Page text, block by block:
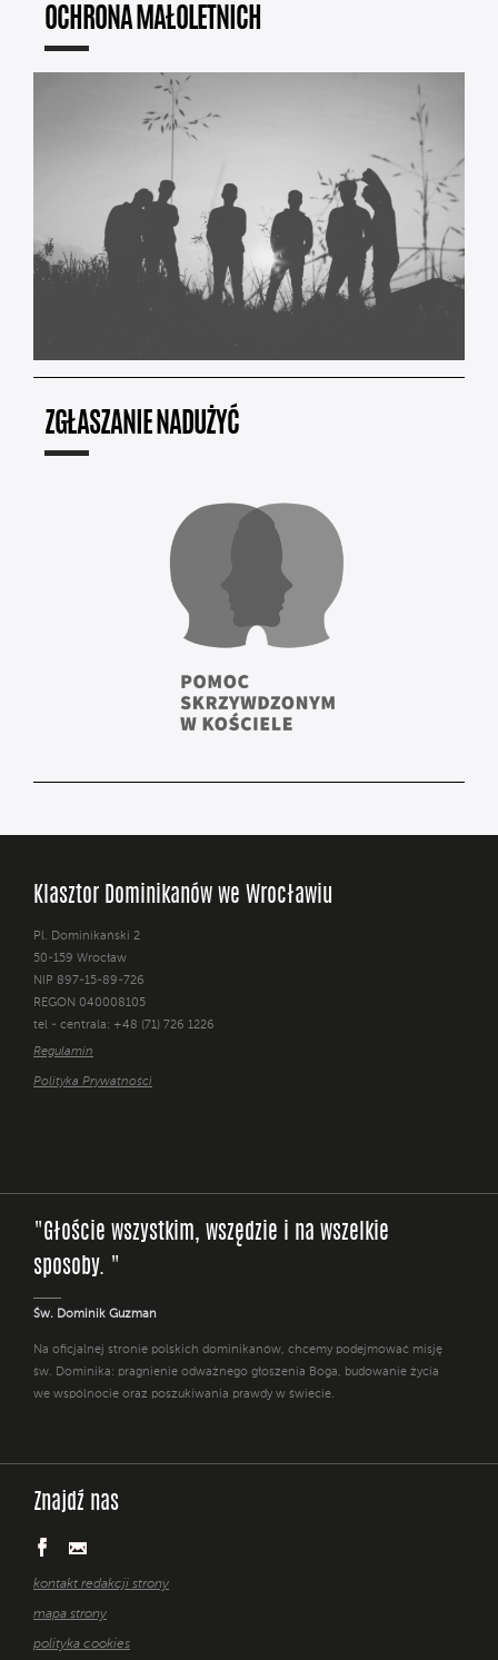
OCHRONA MAŁOLETNICH
ZGŁASZANIE NADUŻYĆ
Klasztor Dominikanów we Wrocławiu
Pl. Dominikański 2
50-159 Wrocław
NIP 897-15-89-726
REGON 040008105
tel - centrala: +48 (71) 726 1226
Regulamin
Polityka Prywatności
"Głoście wszystkim, wszędzie i na wszelkie
sposoby. "
Św. Dominik Guzman
Na oficjalnej stronie polskich dominikanów, chcemy podejmować misję
św. Dominika: pragnienie odważnego głoszenia Boga, budowanie życia
we wspólnocie oraz poszukiwania prawdy w świecie.
Znajdź nas
kontakt redakcji strony
mapa strony
polityka cookies